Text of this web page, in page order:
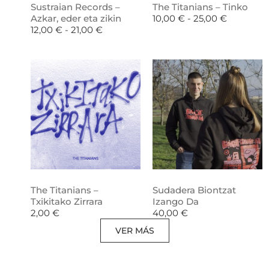
Sustraian Records –
Azkar, eder eta zikin
12,00 € - 21,00 €
The Titanians – Tinko
10,00 € - 25,00 €
The Titanians –
Txikitako Zirrara
2,00 €
Sudadera Biontzat
Izango Da
40,00 €
VER MÁS